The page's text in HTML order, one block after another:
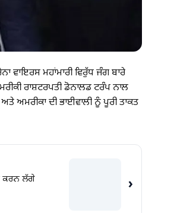
ਵਾਇਰਸ ਮਹਾਂਮਾਰੀ ਵਿਰੁੱਧ ਜੰਗ ਬਾਰੇ
ਰਾਸ਼ਟਰਪਤੀ ਡੋਨਾਲਡ ਟਰੰਪ ਨਾਲ
ਅਮਰੀਕਾ ਦੀ ਭਾਈਵਾਲੀ ਨੂੰ ਪੂਰੀ ਤਾਕਤ
ਕਰਨ ਲੱਗੇ
›